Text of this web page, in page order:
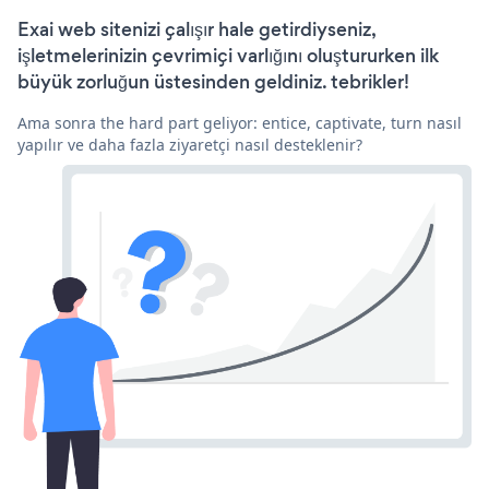
Exai web sitenizi çalışır hale getirdiyseniz,
işletmelerinizin çevrimiçi varlığını oluştururken ilk
büyük zorluğun üstesinden geldiniz. tebrikler!
Ama sonra the hard part geliyor: entice, captivate, turn nasıl
yapılır ve daha fazla ziyaretçi nasıl desteklenir?